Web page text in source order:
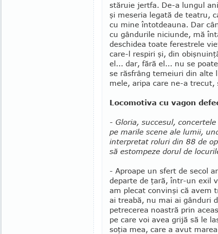
stăruie jertfa. De-a lungul
şi meseria legată de teatru,
cu mine întotdeauna. Dar
cu gândurile niciunde, mă
deschidea toate ferestrele
care-l respiri şi, din
el... dar, fără el... nu se
se răsfrâng temeiuri din alte
mele, aripa care ne-a trecut,
Locomotiva cu vagon
- Gloria, succesul,
pe marile scene ale lumii,
interpretat roluri din 88 de
să estompeze dorul de
- Aproape un sfert de secol
departe de ţară, într-un exil
am plecat convinşi că avem
ai treabă, nu mai ai gânduri
petrecerea noastră prin
pe care voi avea grijă să le
soţia mea, care a avut